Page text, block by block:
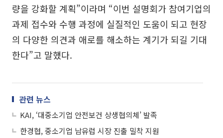
량을 강화할 계획”이라며 “이번 설명회가 참여기업의
과제 접수와 수행 과정에 실질적인 도움이 되고 현장
의 다양한 의견과 애로를 해소하는 계기가 되길 기대
한다”고 말했다.
관련 뉴스
KAI, ‘대중소기업 안전보건 상생협의체’ 발족
한경협, 중소기업 남유럽 시장 진출 밀착 지원